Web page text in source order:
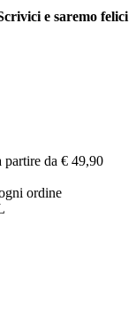
e saremo felici
partire da € 49,90
ordine